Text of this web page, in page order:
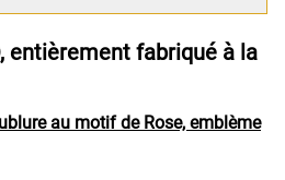
entièrement fabriqué à la
au motif de Rose, emblème